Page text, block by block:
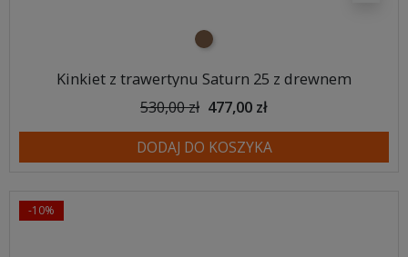
brązowy
Kinkiet z trawertynu Saturn 25 z drewnem
530,00 zł 477,00 zł
DODAJ DO KOSZYKA
-10%